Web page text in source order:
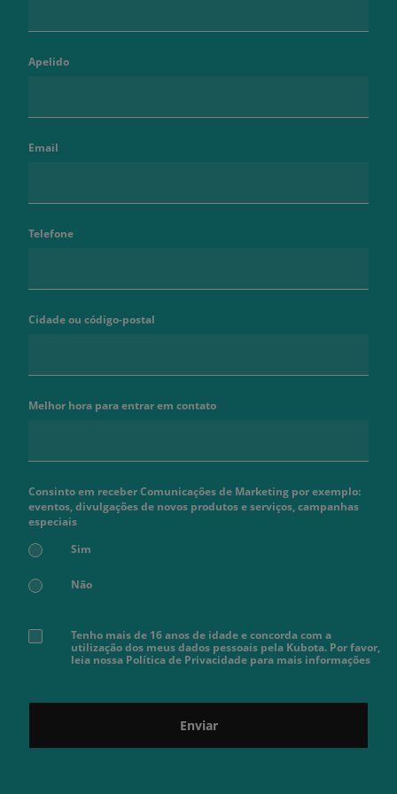
Apelido
Email
Telefone
Cidade ou código-postal
Melhor hora para entrar em contato
Consinto em receber Comunicações de Marketing por exemplo:
eventos, divulgações de novos produtos e serviços, campanhas
especiais
Sim
Não
Tenho mais de 16 anos de idade e concorda com a
utilização dos meus dados pessoais pela Kubota. Por favor,
leia nossa Política de Privacidade para mais informações
Enviar